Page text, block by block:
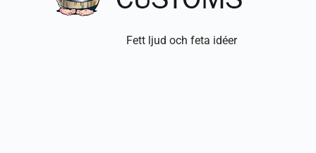
Fett ljud och feta idéer